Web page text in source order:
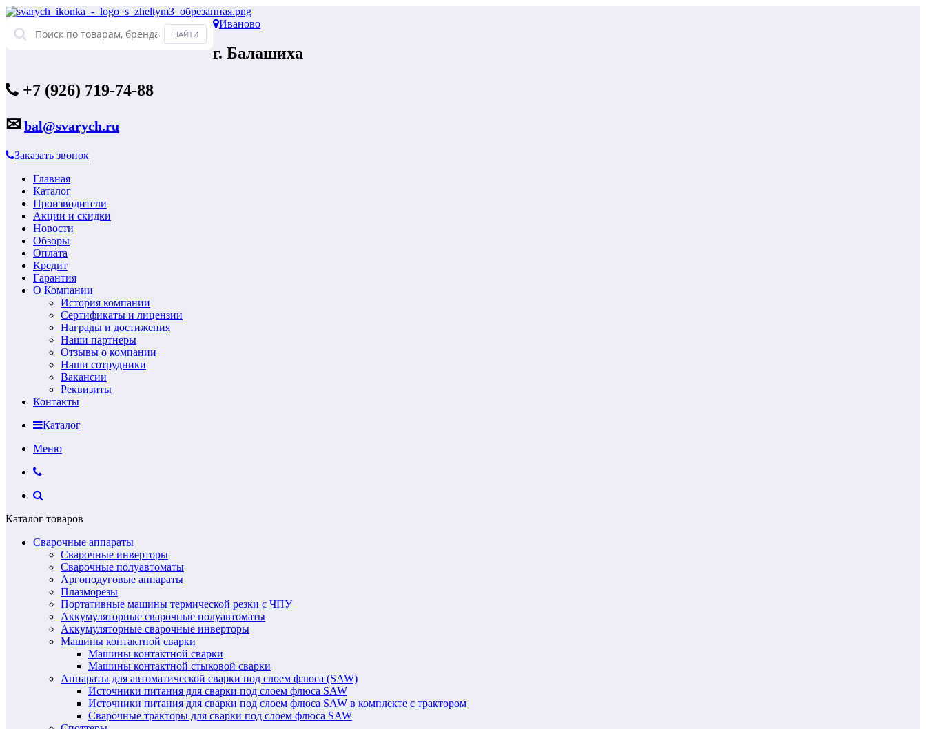
Иваново
г. Балашиха
+7 (926) 719-74-88
✉ bal@svarych.ru
Заказать звонок
Главная
Каталог
Производители
Акции и скидки
Новости
Обзоры
Оплата
Кредит
Гарантия
О Компании
История компании
Сертификаты и лицензии
Награды и достижения
Наши партнеры
Отзывы о компании
Наши сотрудники
Вакансии
Реквизиты
Контакты
Каталог
Меню
Каталог товаров
Сварочные аппараты
Сварочные инверторы
Сварочные полуавтоматы
Аргонодуговые аппараты
Плазморезы
Портативные машины термической резки с ЧПУ
Аккумуляторные сварочные полуавтоматы
Аккумуляторные сварочные инверторы
Машины контактной сварки
Машины контактной сварки
Машины контактной стыковой сварки
Аппараты для автоматической сварки под слоем флюса (SAW)
Источники питания для сварки под слоем флюса SAW
Источники питания для сварки под слоем флюса SAW в комплекте с трактором
Сварочные тракторы для сварки под слоем флюса SAW